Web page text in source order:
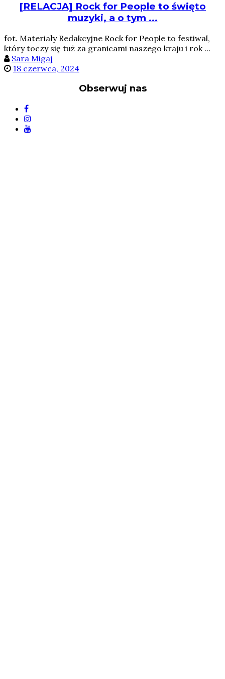
[RELACJA] Rock for People to święto
muzyki, a o tym ...
fot. Materiały Redakcyjne Rock for People to festiwal,
który toczy się tuż za granicami naszego kraju i rok ...
Sara Migaj
18 czerwca, 2024
Obserwuj nas